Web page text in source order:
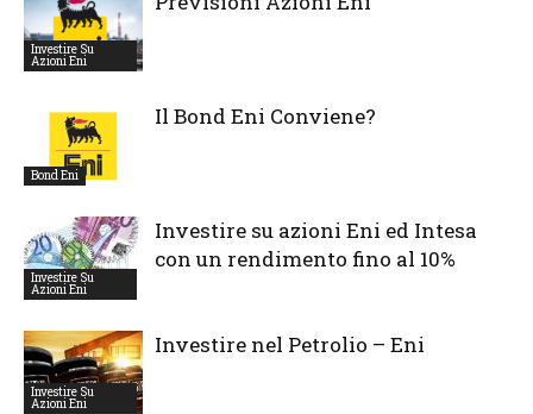
Investire Su
Azioni Eni
Bond Eni
Il Bond Eni Conviene?
Investire Su
Azioni Eni
Investire su azioni Eni ed Intesa
con un rendimento fino al 10%
Investire Su
Azioni Eni
Investire nel Petrolio – Eni